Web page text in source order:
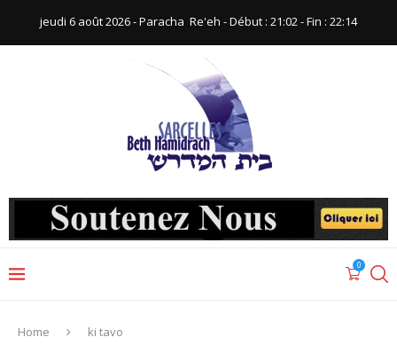
jeudi 6 août 2026 - Paracha ‪ Re'eh‬ - Début : 21:02‬ - Fin : ‪22:14‬
0
Home ki tavo